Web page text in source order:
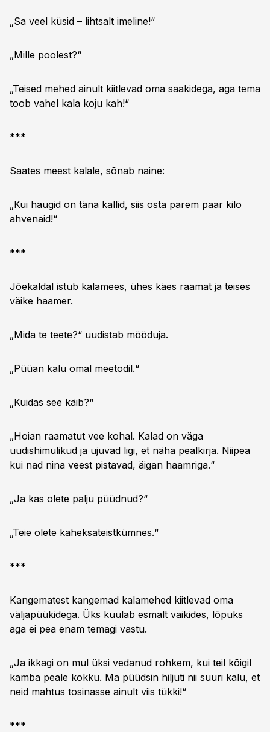
„Sa veel küsid – lihtsalt imeline!“
„Mille poolest?“
„Teised mehed ainult kiitlevad oma saakidega, aga tema
toob vahel kala koju kah!“
***
Saates meest kalale, sõnab naine:
„Kui haugid on täna kallid, siis osta parem paar kilo
ahvenaid!“
***
Jõekaldal istub kalamees, ühes käes raamat ja teises
väike haamer.
„Mida te teete?“ uudistab mööduja.
„Püüan kalu omal meetodil.“
„Kuidas see käib?“
„Hoian raamatut vee kohal. Kalad on väga
uudishimulikud ja ujuvad ligi, et näha pealkirja. Niipea
kui nad nina veest pistavad, äigan haamriga.“
„Ja kas olete palju püüdnud?“
„Teie olete kaheksateistkümnes.“
***
Kangematest kangemad kalamehed kiitlevad oma
väljapüükidega. Üks kuulab esmalt vaikides, lõpuks
aga ei pea enam temagi vastu.
„Ja ikkagi on mul üksi vedanud rohkem, kui teil kõigil
kamba peale kokku. Ma püüdsin hiljuti nii suuri kalu, et
neid mahtus tosinasse ainult viis tükki!“
***